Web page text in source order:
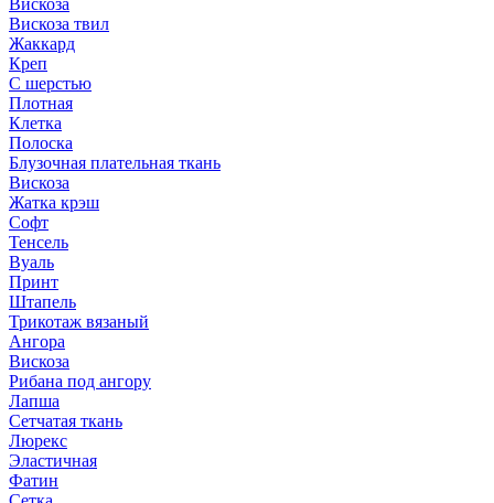
Вискоза
Вискоза твил
Жаккард
Креп
С шерстью
Плотная
Клетка
Полоска
Блузочная плательная ткань
Вискоза
Жатка крэш
Софт
Тенсель
Вуаль
Принт
Штапель
Трикотаж вязаный
Ангора
Вискоза
Рибана под ангору
Лапша
Сетчатая ткань
Люрекс
Эластичная
Фатин